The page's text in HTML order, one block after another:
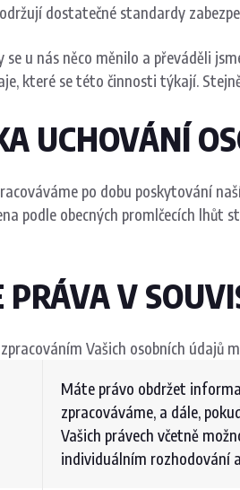
dostatečné standardy
se u nás něco měnilo a převáděli
které se této činnosti týkají.
UCHOVÁNÍ
po dobu poskytování
podle obecných promlčecích lhůt
PRÁVA V
Vašich osobních údajů
Máte právo obdržet
zpracováváme, a dále,
Vašich právech včetně
individuálním rozhodování